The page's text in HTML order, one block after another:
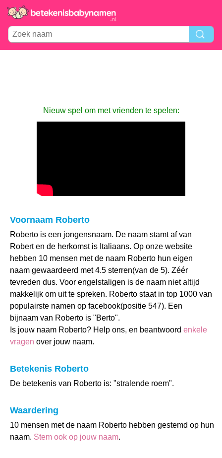
Nieuw spel om met vrienden te spelen:
Voornaam Roberto
Roberto is een jongensnaam. De naam stamt af van
Robert en de herkomst is Italiaans. Op onze website
hebben 10 mensen met de naam Roberto hun eigen
naam gewaardeerd met 4.5 sterren(van de 5). Zéér
tevreden dus. Voor engelstaligen is de naam niet altijd
makkelijk om uit te spreken. Roberto staat in top 1000 van
populairste namen op facebook(positie 547). Een
bijnaam van Roberto is "Berto".
Is jouw naam Roberto? Help ons, en beantwoord enkele
vragen over jouw naam.
Betekenis Roberto
De betekenis van Roberto is: "stralende roem".
Waardering
10 mensen met de naam Roberto hebben gestemd op hun
naam. Stem ook op jouw naam.